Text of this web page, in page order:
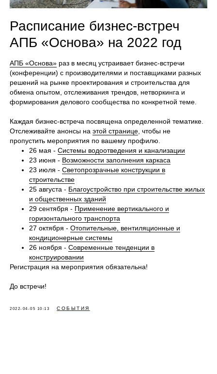
Расписание бизнес-встреч
АПБ «Основа» на 2022 год
АПБ «Основа» раз в месяц устраивает бизнес-встречи
(конференции) с производителями и поставщиками разных
решений на рынке проектирования и строительства для
обмена опытом, отслеживания трендов, нетворкинга и
формирования делового сообщества по конкретной теме.
Каждая бизнес-встреча посвящена определенной тематике.
Отслеживайте анонсы на этой странице , чтобы не
пропустить мероприятия по вашему профилю.
26 мая - Системы водоотведения и канализации
23 июня - Возможности заполнения каркаса
23 июля - Светопрозрачные конструкции в
строительстве
25 августа - Благоустройство при строительстве жилых
и общественных зданий
29 сентября - Применение вертикального и
горизонтального транспорта
27 октября - Отопительные, вентиляционные и
кондиционерные системы
26 ноября - Современные тенденции в
конструировании
Регистрация на мероприятия обязательна!
До встречи!
2022-04-05 10:13 СОБЫТИЯ